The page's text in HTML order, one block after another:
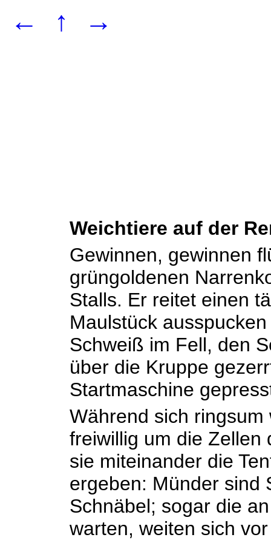
← ↑ →
Weichtiere auf der
Gewinnen, gewinnen
grüngoldenen
Stalls. Er reitet einen
Maulstück
Schweiß im Fell, den
über die Kruppe
Startmaschine
Während sich
freiwillig um die Zellen
sie miteinander die
ergeben: Münder sind
Schnäbel; sogar die
warten, weiten sich